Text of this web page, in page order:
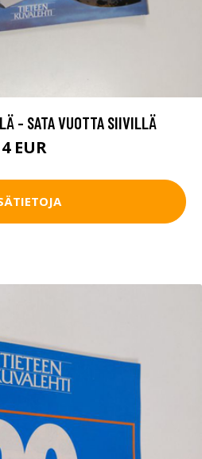
- SATA VUOTTA SIIVILLÄ
4 EUR